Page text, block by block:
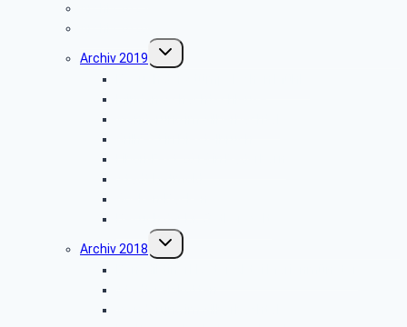
Archiv 2019
Untermenü
umschalten
Archiv 2018
Untermenü
umschalten